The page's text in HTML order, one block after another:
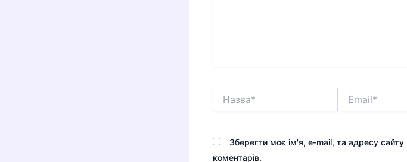
Зберегти моє ім'я, e-mail, та адресу
коментарів.